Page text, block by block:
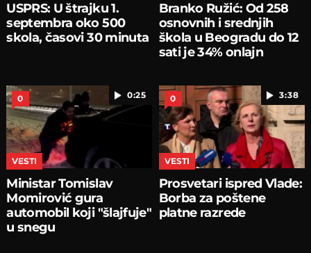
USPRS: U štrajku 1.
septembra oko 500
skola, časovi 30 minuta
Branko Ružić: Od 258
osnovnih i srednjih
škola u Beogradu do 12
sati je 34% onlajn
0:25
0
VESTI
Ministar Tomislav
Momirović gura
automobil koji "šlajfuje"
u snegu
3:38
0
VESTI
Prosvetari ispred Vlade:
Borba za poštene
platne razrede